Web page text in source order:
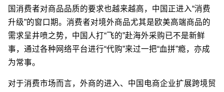
国消费者对商品品质的要求也越来越高，中国正进入“消费
升级”的窗口期。消费者对境外商品尤其是欧美高端商品的
需求呈井喷之势，中国人打“飞的”赴海外采购已不是新鲜
事，通过各种网络平台进行“代购”来过一把“血拼”瘾，亦成
为常事。
对于消费市场而言，外商的进入、中国电商企业扩展跨境贸